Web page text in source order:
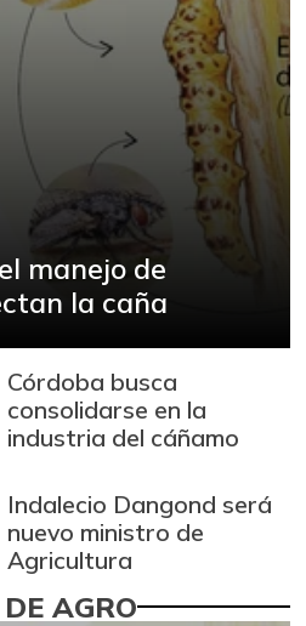
manejo de
la caña
Córdoba busca
consolidarse en la
industria del cáñamo
Indalecio Dangond será
nuevo ministro de
Agricultura
AGRO